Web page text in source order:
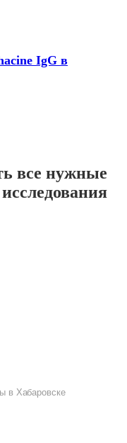
IgG в
все нужные
исследования
в Хабаровске